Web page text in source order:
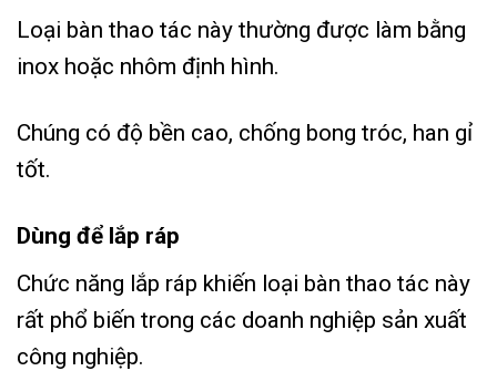
Loại bàn thao tác này thường được làm bằng
inox hoặc nhôm định hình.
Chúng có độ bền cao, chống bong tróc, han gỉ
tốt.
Dùng để lắp ráp
Chức năng lắp ráp khiến loại bàn thao tác này
rất phổ biến trong các doanh nghiệp sản xuất
công nghiệp.